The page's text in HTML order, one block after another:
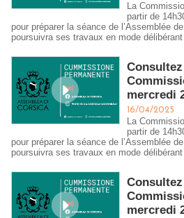
La
partir de
pour préparer la séance de l’Assemblée
poursuivra ses travaux en mode
mercredi
16/04/2025
La
partir de
pour préparer la séance de l’Assemblée
poursuivra ses travaux en mode
mercredi